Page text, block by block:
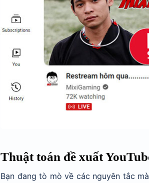
Thuật toán đề xuất
Bạn đang tò mò về các nguyên tắc